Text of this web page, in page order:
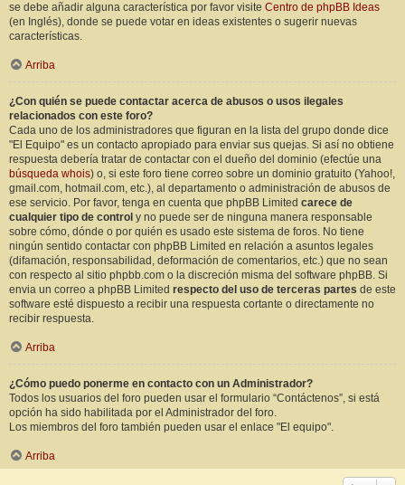
se debe añadir alguna característica por favor visite Centro de phpBB Ideas
(en Inglés), donde se puede votar en ideas existentes o sugerir nuevas
características.
Arriba
¿Con quién se puede contactar acerca de abusos o usos ilegales
relacionados con este foro?
Cada uno de los administradores que figuran en la lista del grupo donde dice
"El Equipo" es un contacto apropiado para enviar sus quejas. Si así no obtiene
respuesta debería tratar de contactar con el dueño del dominio (efectúe una
búsqueda whois) o, si este foro tiene correo sobre un dominio gratuito (Yahoo!,
gmail.com, hotmail.com, etc.), al departamento o administración de abusos de
ese servicio. Por favor, tenga en cuenta que phpBB Limited carece de
cualquier tipo de control y no puede ser de ninguna manera responsable
sobre cómo, dónde o por quién es usado este sistema de foros. No tiene
ningún sentido contactar con phpBB Limited en relación a asuntos legales
(difamación, responsabilidad, deformación de comentarios, etc.) que no sean
con respecto al sitio phpbb.com o la discreción misma del software phpBB. Si
envia un correo a phpBB Limited respecto del uso de terceras partes de este
software esté dispuesto a recibir una respuesta cortante o directamente no
recibir respuesta.
Arriba
¿Cómo puedo ponerme en contacto con un Administrador?
Todos los usuarios del foro pueden usar el formulario “Contáctenos”, si está
opción ha sido habilitada por el Administrador del foro.
Los miembros del foro también pueden usar el enlace "El equipo".
Arriba